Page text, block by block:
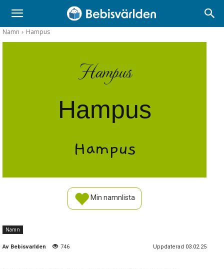
Namn Hampus
Hampus
Hampus
Hampus
Min namnlista
Namn
Av Bebisvarlden 746 Uppdaterad 03.02.25